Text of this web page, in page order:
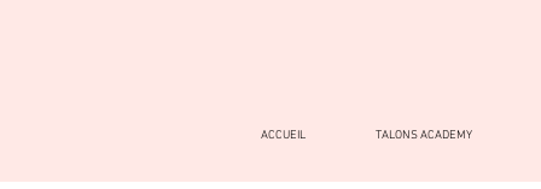
ACCUEIL TALONS ACADEMY